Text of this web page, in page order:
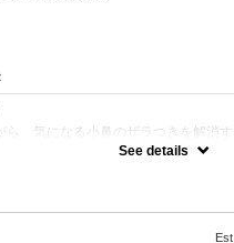
ら、気になる小鼻のザラつきを解消す
ングと毛穴洗浄を組み合わせること
いイメージに合わせてデザインしま
See details